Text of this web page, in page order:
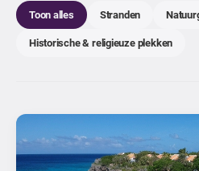
Toon alles Stranden
Historische & religieuze plekken